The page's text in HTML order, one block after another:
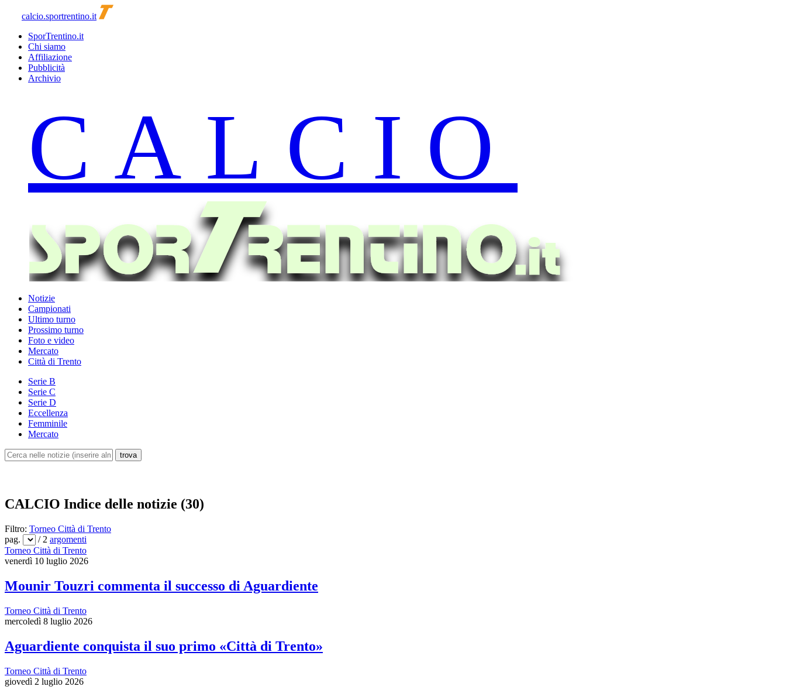
calcio.sportrentino.it
SporTrentino.it
Chi siamo
Affiliazione
Pubblicità
Archivio
Notizie
Campionati
Ultimo turno
Prossimo turno
Foto e video
Mercato
Città di Trento
Serie B
Serie C
Serie D
Eccellenza
Femminile
Mercato
CALCIO Indice delle notizie (30)
Filtro: Torneo Città di Trento
pag.
/ 2 argomenti
Torneo Città di Trento
venerdì 10 luglio 2026
Mounir Touzri commenta il successo di Aguardiente
Torneo Città di Trento
mercoledì 8 luglio 2026
Aguardiente conquista il suo primo «Città di Trento»
Torneo Città di Trento
giovedì 2 luglio 2026